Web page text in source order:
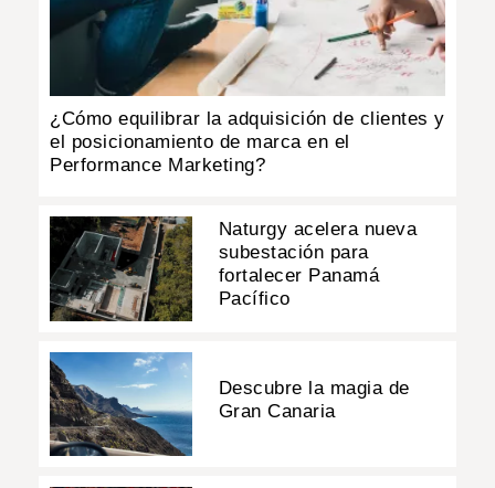
¿Cómo equilibrar la adquisición de clientes y
el posicionamiento de marca en el
Performance Marketing?
Naturgy acelera nueva
subestación para
fortalecer Panamá
Pacífico
Descubre la magia de
Gran Canaria